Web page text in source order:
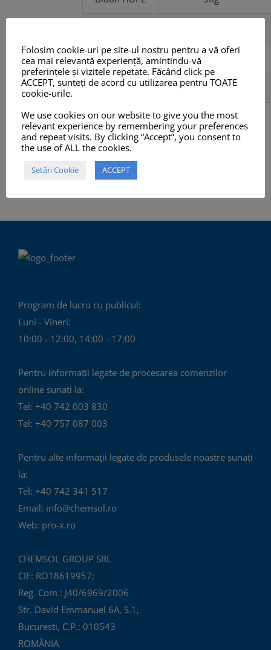
Bidon HDPE 20Kg
Bidon HDPE 25Kg
Selectează
opțiunile
Acest
variații.
Detalii
Program de lucru cu publicul:
Luni - Vineri:
10:00 - 12:00, 14:00 - 17:00
Pentru informații legate de procesarea comenzilor
online sunați la:
Tel: +40 742 003 830
Tel: +40 757 087 003
Pentru alte informații legate de produsele noastre sunați
la:
Tel: +40 742 341 517
Email: info@chemsol.ro
Web: pro-x.ro
CHEMSOL GROUP SRL
CIF: RO18619957;
Reg. Com.: J40/6969/2006
Str. David Emmanuel 6A, S.1,
București, C.P.: 010543
ROMÂNIA
Folosim cookie-uri pe site-ul nostru pentru a vă oferi
cea mai relevantă experiență, amintindu-vă
preferințele și vizitele repetate. Făcând click pe
ACCEPT, sunteți de acord cu utilizarea pentru TOATE
cookie-urile.
We use cookies on our website to give you the most
relevant experience by remembering your preferences
and repeat visits. By clicking “Accept”, you consent to
the use of ALL the cookies.
Setări Cookie ACCEPT